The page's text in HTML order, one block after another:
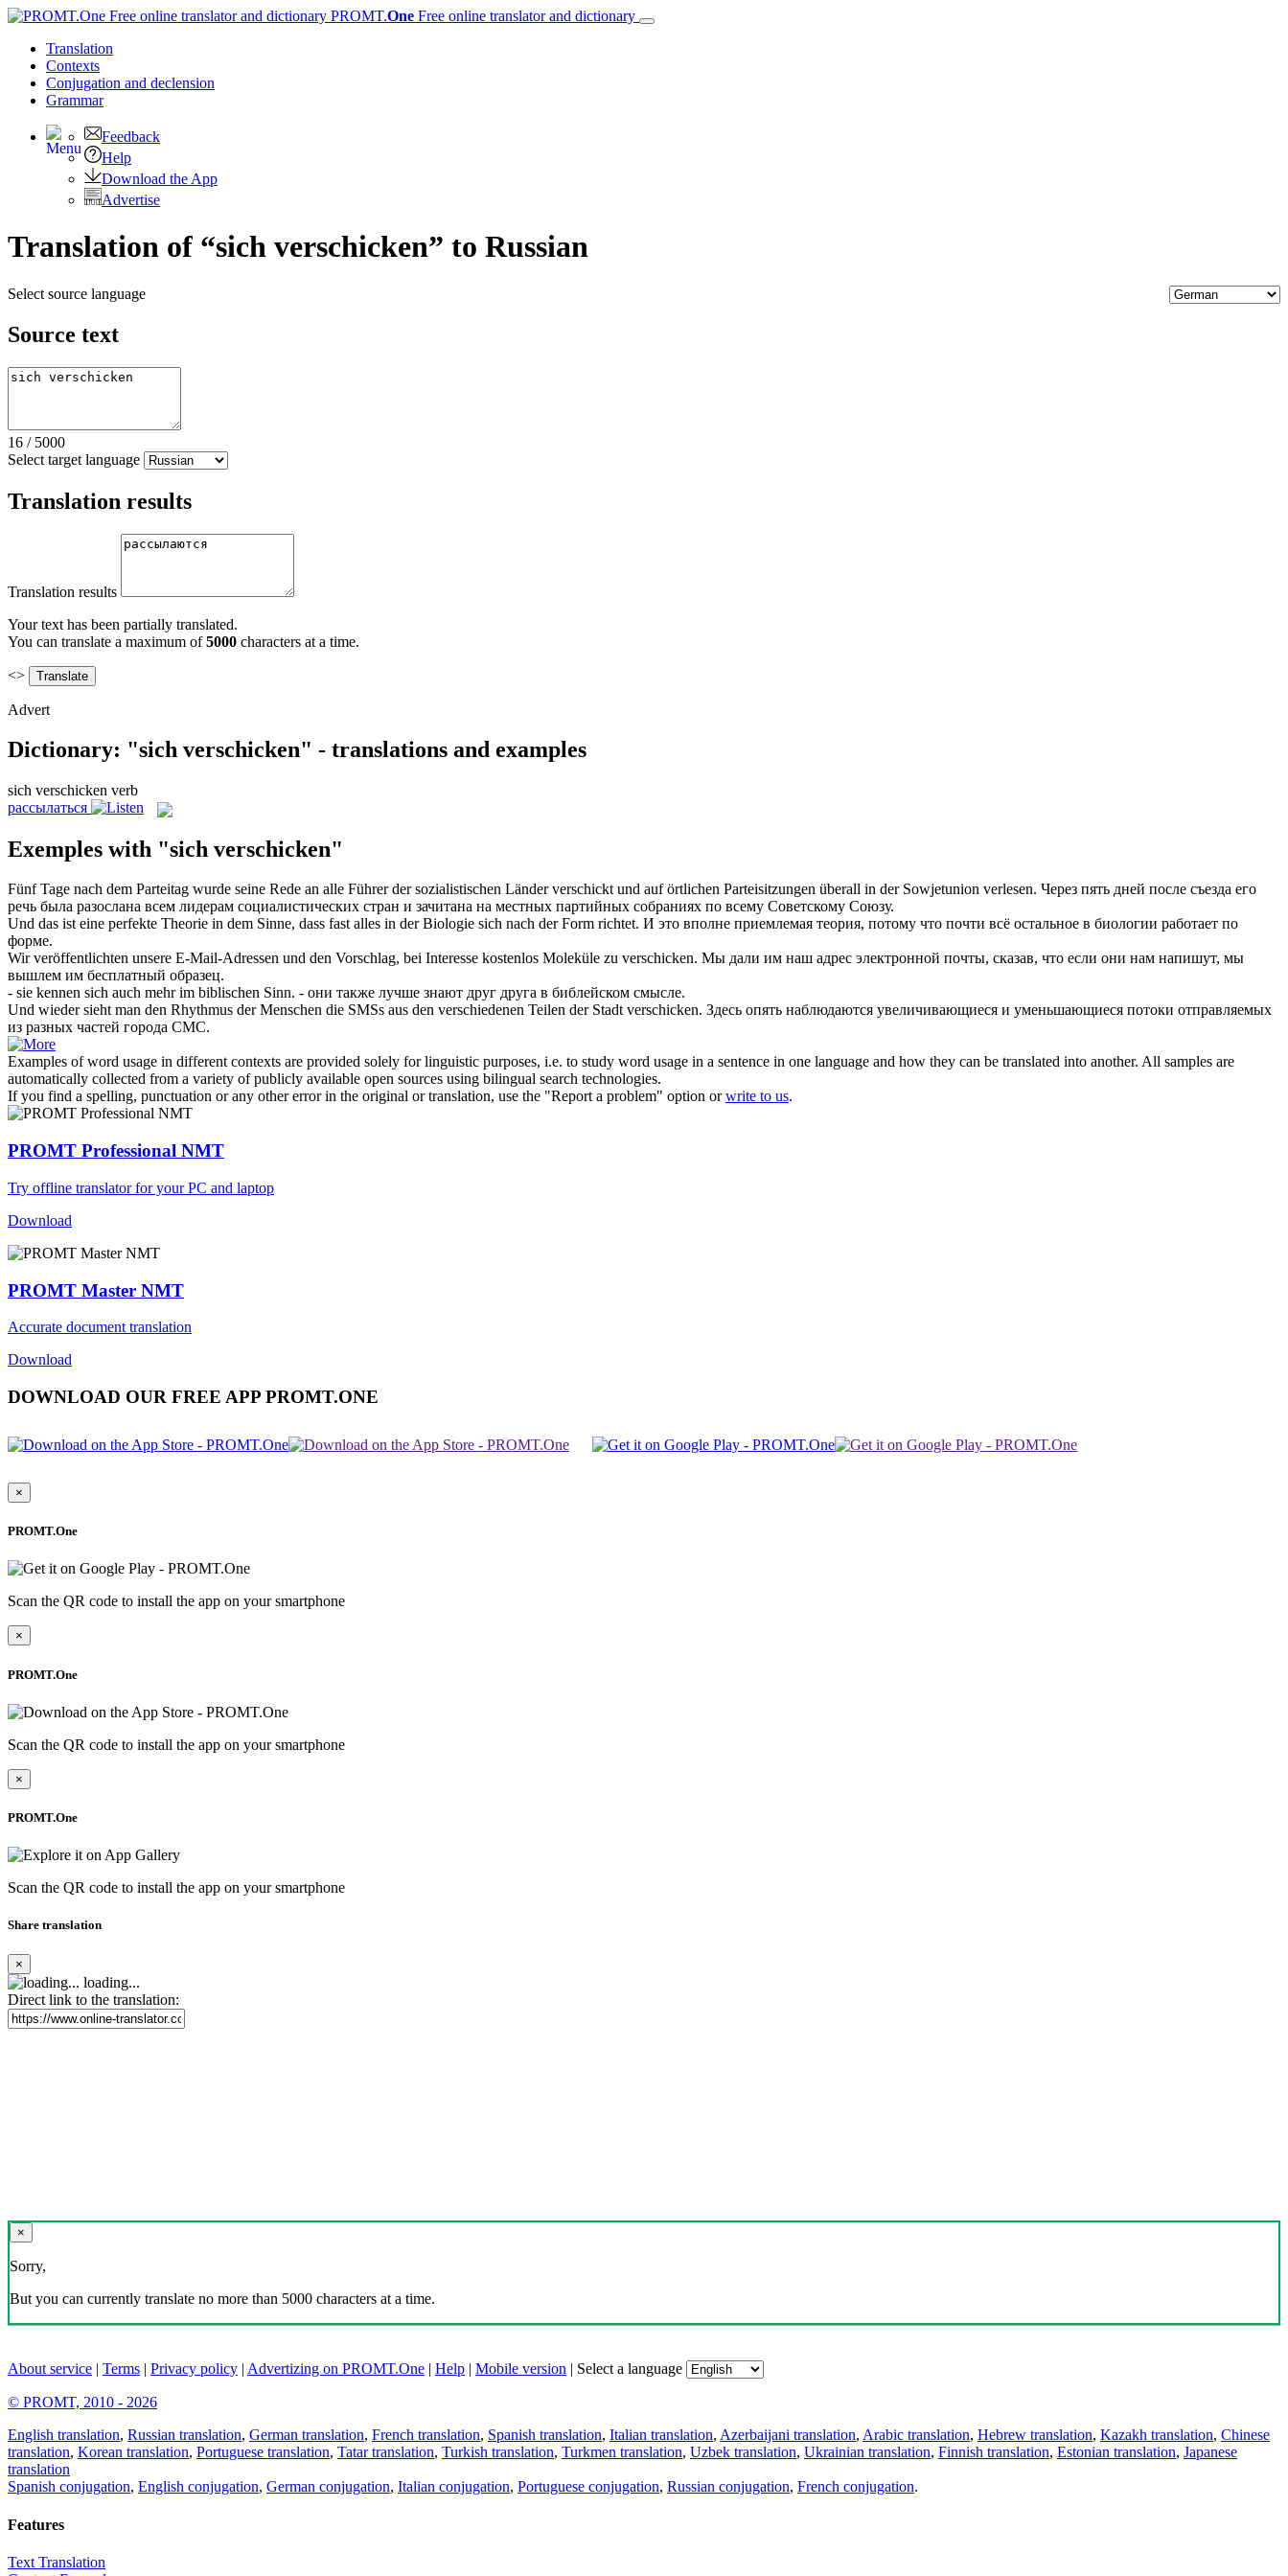
PROMT.One Free online translator and dictionary
Translation
Contexts
Conjugation and declension
Grammar
Feedback
Help
Download the App
Advertise
Translation of “sich verschicken” to Russian
Select source language
Source text
16 / 5000
Select target language
Translation results
Translation results
Your text has been partially translated.
You can translate a maximum of5000 characters at a time.
<>
Advert
Dictionary: "sich verschicken" - translations and examples
sich verschicken verb
рассылаться
Exemples with "sich verschicken"
Fünf Tage nach dem Parteitag wurde seine Rede an alle Führer der sozialistischen Länderverschicktund auf örtlichen Parteisitzungen überall in der Sowjetunion verlesen. Через пять дней после съезда его
речь была разослана всем лидерам социалистических стран и зачитана на местных партийных собраниях по всему Советскому Союзу.
Und das ist eine perfekte Theorie in dem Sinne, dass fast alles in der Biologie sich nach der Form richtet. И это вполне приемлемая теория, потому что почти всё остальное в биологии работает по
форме.
Wir veröffentlichten unsere E-Mail-Adressen und den Vorschlag, bei Interesse kostenlos Moleküle zu verschicken. Мы дали им наш адрес электронной почты, сказав, что если они нам напишут, мы
вышлем им бесплатный образец.
- sie kennen sich auch mehr im biblischen Sinn. - они также лучше знают друг друга в библейском смысле.
Und wieder sieht man den Rhythmus der Menschen die SMSs aus den verschiedenen Teilen der Stadtverschicken. Здесь опять наблюдаются увеличивающиеся и уменьшающиеся потоки отправляемых
из разных частей города СМС.
Examples of word usage in different contexts are provided solely for linguistic purposes, i.e. to study word usage in a sentence in one language and how they can be translated into another. All samples are
automatically collected from a variety of publicly available open sources using bilingual search technologies.
If you find a spelling, punctuation or any other error in the original or translation, use the "Report a problem" option orwrite to us.
PROMT Professional NMT
Try offline translator for your PC and laptop
Download
PROMT Master NMT
Accurate document translation
Download
DOWNLOAD OUR FREE APP PROMT.ONE
×
PROMT.One
Scan the QR code to install the app on your smartphone
×
PROMT.One
Scan the QR code to install the app on your smartphone
×
PROMT.One
Scan the QR code to install the app on your smartphone
Share translation
×
loading...
Direct link to the translation:
×
Sorry,
But you can currently translate no more than 5000 characters at a time.
About service | Terms | Privacy policy | Advertizing on PROMT.One | Help | Mobile version | Select a language
© PROMT, 2010 - 2026
English translation, Russian translation, German translation, French translation, Spanish translation, Italian translation, Azerbaijani translation, Arabic translation, Hebrew translation, Kazakh translation, Chinese
translation, Korean translation, Portuguese translation, Tatar translation, Turkish translation, Turkmen translation, Uzbek translation, Ukrainian translation, Finnish translation, Estonian translation, Japanese
translation
Spanish conjugation, English conjugation, German conjugation, Italian conjugation, Portuguese conjugation, Russian conjugation, French conjugation.
Features
Text Translation